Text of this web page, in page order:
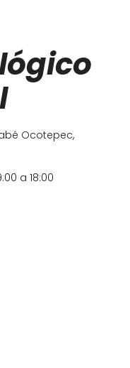
Ocotepec,
a 18:00